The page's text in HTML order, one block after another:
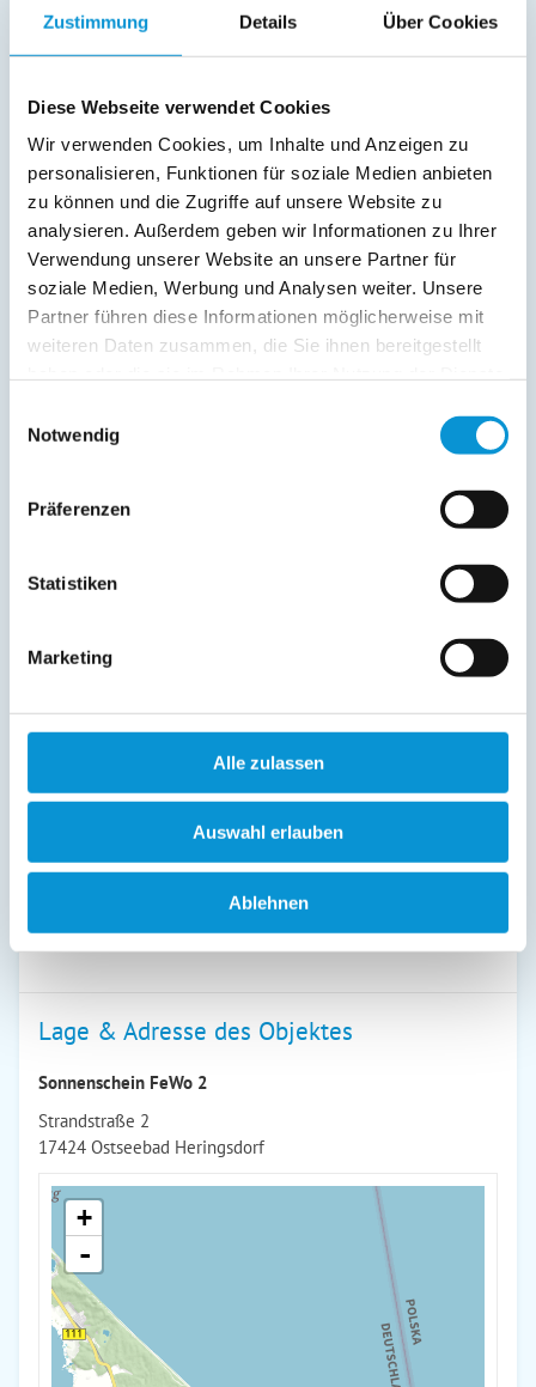
Zustimmung Details Über Cookies
Diese Webseite verwendet Cookies
Wir verwenden Cookies, um Inhalte und Anzeigen zu
personalisieren, Funktionen für soziale Medien anbieten
zu können und die Zugriffe auf unsere Website zu
analysieren. Außerdem geben wir Informationen zu Ihrer
Verwendung unserer Website an unsere Partner für
soziale Medien, Werbung und Analysen weiter. Unsere
Partner führen diese Informationen möglicherweise mit
weiteren Daten zusammen, die Sie ihnen bereitgestellt
Notwendig
Präferenzen
Statistiken
Marketing
Alle zulassen
Auswahl erlauben
Ablehnen
Zeitraum reinigung
nacht
01. Jan - 04. Jan 260 €
160 €
05. Jan - 28. Feb 190 €
01. Mär - 31. Mär 190 €
90 €
01. Apr - 29. Apr 205 €
105 €
30. Apr - 03. Mai 250 €
150 €
04. Mai - 12. Mai 185 €
85 €
13. Mai
- 21. Mai 210 €
110 €
22. Mai - 30. Jun 260 €
160 €
01. Jul - 30. Sep
01. Nov - 20. Dez
Endreinigung:
100 € ist bereits im Reisepreis 1. Nacht
Kurtaxe pro Person/Nacht EUR 2,70-3,50
In der Hauptsaison (Juli,August, September und Silvester vermieten wir nur
wochenweise)
Lage & Adresse des Objektes
Sonnenschein FeWo 2
Strandstraße 2
17424 Ostseebad Heringsdorf
+
-